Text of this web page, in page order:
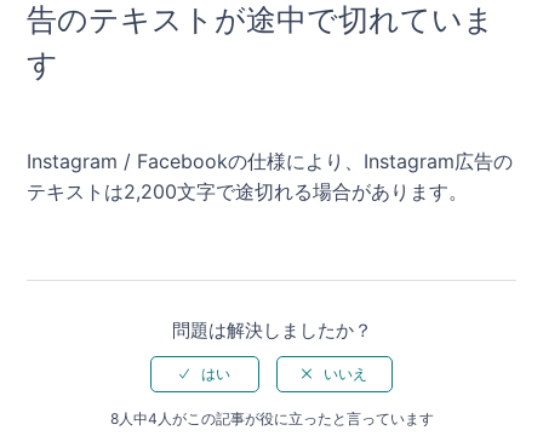
告のテキストが途中で切れていま
す
Instagram / Facebookの仕様により、Instagram広告の
テキストは2,200文字で途切れる場合があります。
問題は解決しましたか？
8人中4人がこの記事が役に立ったと言っています